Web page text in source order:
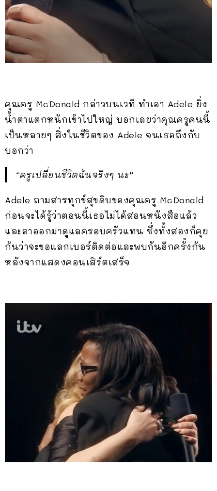
คุณครู McDonald กล่าวบนเวที ทำเอา Adele ยิ่ง
น้ำตาแตกหนักเข้าไปใหญ่ บอกเลยว่าคุณครูคนนี้
เป็นหลายๆ สิ่งในชีวิตของ Adele จนเธอถึงกับ
บอกว่า
“ครูเปลี่ยนชีวิตฉันจริงๆ นะ”
Adele ถามสารทุกข์สุขดิบของคุณครู McDonald
ก่อนจะได้รู้ว่าตอนนี้เธอไม่ได้สอนหนังสือแล้ว
และลาออกมาดูแลครอบครัวแทน ซึ่งทั้งสองก็คุย
กันว่าจะขอแลกเบอร์ติดต่อและพบกันอีกครั้งกัน
หลังจากแสดงคอนเสิร์ตเสร็จ